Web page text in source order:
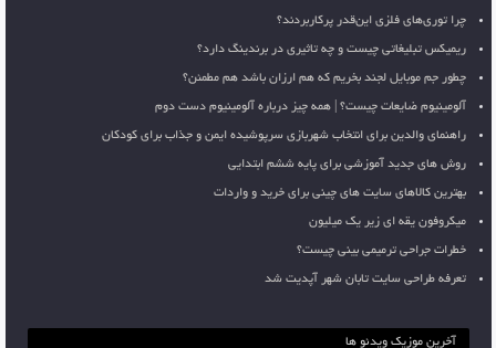
چرا توری‌های فلزی این‌قدر پرکاربردند؟
ریمیکس تبلیغاتی چیست و چه تاثیری در برندینگ دارد؟
چطور جم موبایل لجند بخریم که هم ارزان باشد هم مطمئن؟
آلومینیوم ضایعات چیست؟ | همه چیز درباره آلومینیوم دست دوم
راهنمای والدین برای انتخاب شهربازی سرپوشیده ایمن و جذاب برای کودکان
روش های جدید آموزشی برای پایه ششم ابتدایی
بهترین کالاهای سایت های چینی برای خرید و واردات
میکروفون یقه ای زیر یک میلیون
خطرات جراحی ترمیمی بینی چیست؟
تعرفه طراحی سایت تابان شهر آپدیت شد
آخرین موزیک ویدئو ها